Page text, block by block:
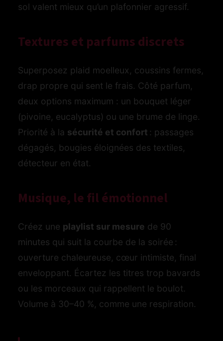
sol valent mieux qu’un plafonnier agressif.
Textures et parfums discrets
Superposez plaid moelleux, coussins fermes,
drap propre qui sent le frais. Côté parfum,
deux options maximum : un bouquet léger
(pivoine, eucalyptus) ou une brume de linge.
Priorité à la sécurité et confort : passages
dégagés, bougies éloignées des textiles,
détecteur en état.
Musique, le fil émotionnel
Créez une playlist sur mesure de 90
minutes qui suit la courbe de la soirée :
ouverture chaleureuse, cœur intimiste, final
enveloppant. Écartez les titres trop bavards
ou les morceaux qui rappellent le boulot.
Volume à 30–40 %, comme une respiration.